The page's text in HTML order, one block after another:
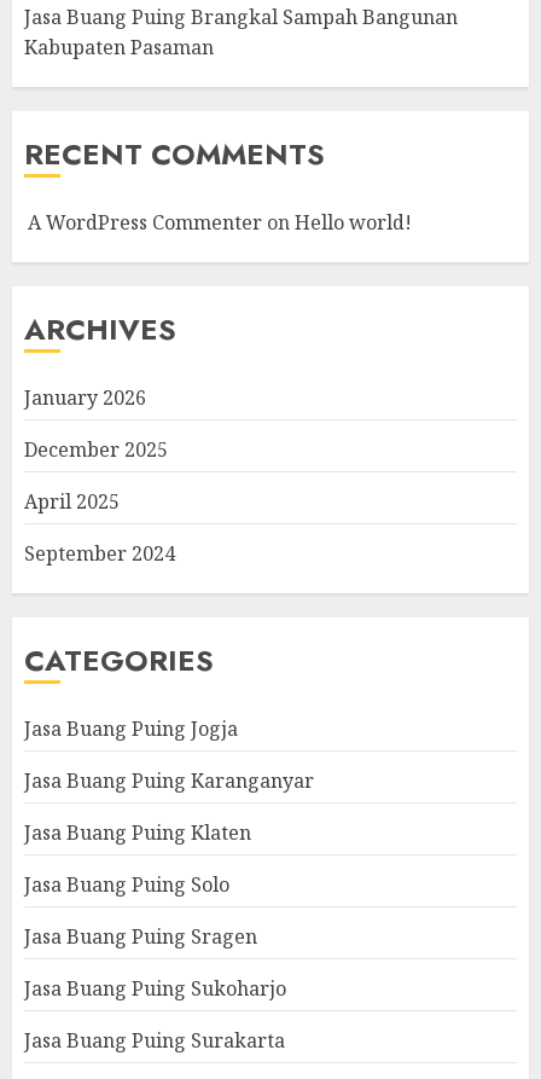
Jasa Buang Puing Brangkal Sampah Bangunan
Kabupaten Pasaman
RECENT COMMENTS
A WordPress Commenter onHello world!
ARCHIVES
January 2026
December 2025
April 2025
September 2024
CATEGORIES
Jasa Buang Puing Jogja
Jasa Buang Puing Karanganyar
Jasa Buang Puing Klaten
Jasa Buang Puing Solo
Jasa Buang Puing Sragen
Jasa Buang Puing Sukoharjo
Jasa Buang Puing Surakarta